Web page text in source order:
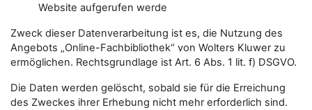
Website aufgerufen werde
Zweck dieser Datenverarbeitung ist es, die Nutzung des
Angebots „Online-Fachbibliothek“ von Wolters Kluwer zu
ermöglichen. Rechtsgrundlage ist Art. 6 Abs. 1 lit. f) DSGVO.
Die Daten werden gelöscht, sobald sie für die Erreichung
des Zweckes ihrer Erhebung nicht mehr erforderlich sind.